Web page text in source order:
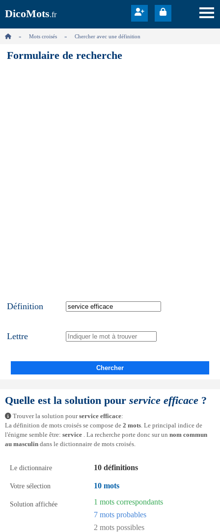
DicoMots.fr
Mots croisés Chercher avec une définition
Formulaire de recherche
Définition
Lettre
Chercher
Quelle est la solution pour service efficace ?
Trouver la solution pourservice efficace:
La définition de mots croisés se compose de 2 mots. Le principal indice de
l'énigme semble être: service . La recherche porte donc sur un nom commun
au masculin dans le dictionnaire de mots croisés.
Le dictionnaire 10 définitions
Votre sélection 10 mots
Solution affichée
1 mots correspondants
7 mots probables
2 mots possibles